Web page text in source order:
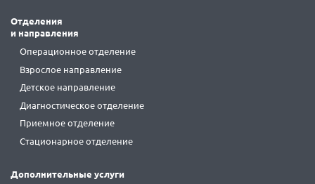
Отделения
и направления
Операционное отделение
Взрослое направление
Детское направление
Диагностическое отделение
Приемное отделение
Стационарное отделение
Дополнительные услуги